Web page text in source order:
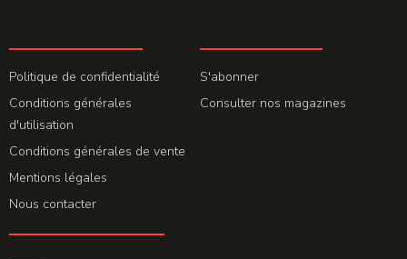
Politique de confidentialité
Conditions générales
d'utilisation
Conditions générales de vente
Mentions légales
Nous contacter
S'abonner
Consulter nos magazines